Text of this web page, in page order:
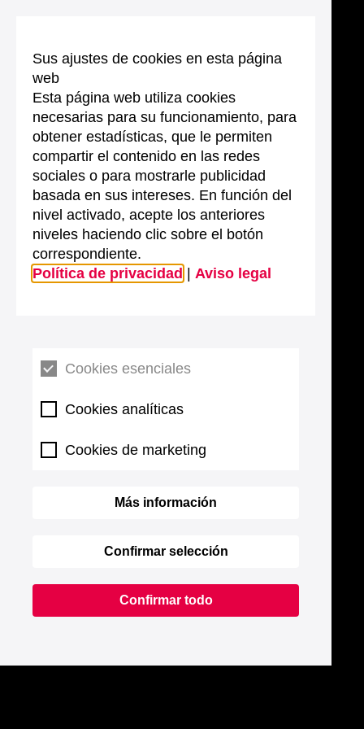
Sus ajustes de cookies en esta página
web
Esta página web utiliza cookies
necesarias para su funcionamiento, para
obtener estadísticas, que le permiten
compartir el contenido en las redes
sociales o para mostrarle publicidad
basada en sus intereses. En función del
nivel activado, acepte los anteriores
niveles haciendo clic sobre el botón
correspondiente.
Política de privacidad
Aviso legal
Cookies esenciales
Cookies analíticas
Cookies de marketing
Más información
Confirmar selección
Confirmar todo